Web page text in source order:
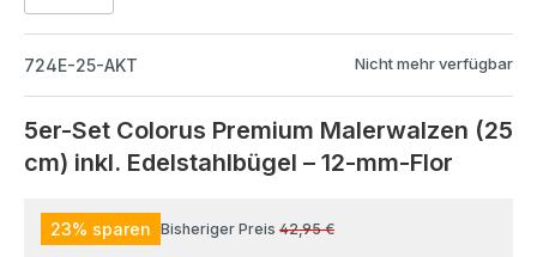
724E-25-AKT Nicht mehr verfügbar
5er-Set Colorus Premium Malerwalzen (25
cm) inkl. Edelstahlbügel – 12-mm-Flor
23% sparen Bisheriger Preis 42,95 €